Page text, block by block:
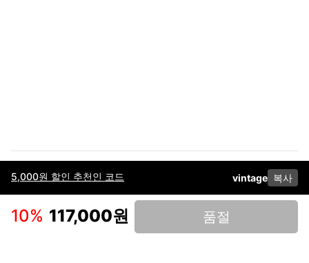
5,000원 할인 추천인 코드 vintage 복사
10% 117,000원 품절
이용약관고객센터판매개인정보 처리방침사업자 정보다운로드
인스타그램